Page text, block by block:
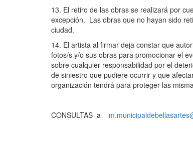
13. El retiro de las obras se realizará por
excepción. Las obras que no hayan sido
ciudad.
14. El artista al firmar deja constar que
fotos/s y/o sus obras para promocionar el
sobre cualquier responsabilidad por el
de siniestro que pudiere ocurrir y que
organización tendrá para proteger las
CONSULTAS a